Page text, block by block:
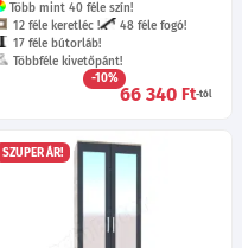
Több mint 40 féle szín!
12 féle keretléc !
48 féle fogó!
17 féle bútorláb!
Többféle kivetőpánt!
-10%
66 340 Ft-tól
SZUPER ÁR!